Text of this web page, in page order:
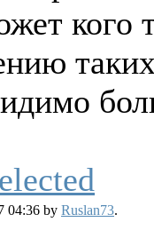
кого
04:36 by Ruslan73.